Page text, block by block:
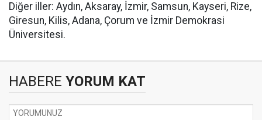
Diğer iller: Aydın, Aksaray, İzmir, Samsun, Kayseri, Rize,
Giresun, Kilis, Adana, Çorum ve İzmir Demokrasi
Üniversitesi.
HABERE YORUM KAT